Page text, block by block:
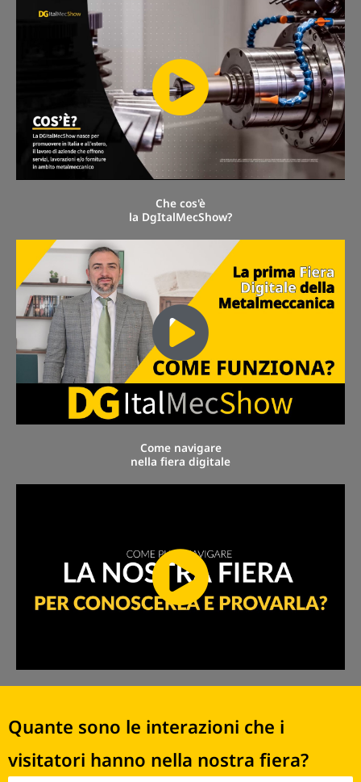
Che cos'è
la DgItalMecShow?
Come navigare
nella fiera digitale
Quante sono le interazioni che i
visitatori hanno nella nostra fiera?